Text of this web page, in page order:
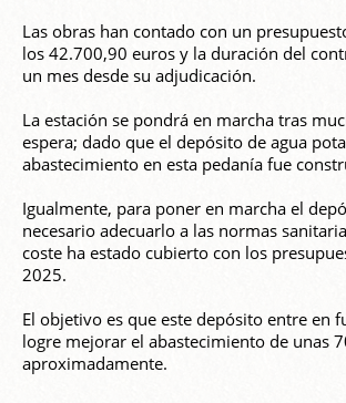
Las obras han contado con un
los 42.700,90 euros y la duración del
un mes desde su adjudicación.
La estación se pondrá en marcha tras
espera; dado que el depósito de agua
abastecimiento en esta pedanía fue
Igualmente, para poner en marcha el
necesario adecuarlo a las normas
coste ha estado cubierto con los
2025.
El objetivo es que este depósito entre en
logre mejorar el abastecimiento de unas
aproximadamente.